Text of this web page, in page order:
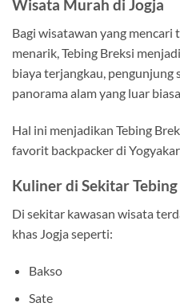
Wisata Murah di Jogja
Bagi wisatawan yang
menarik, Tebing Breksi
biaya terjangkau, pengunjung
panorama alam yang luar biasa.
Hal ini menjadikan Tebing
favorit backpacker di
Kuliner di Sekitar
Di sekitar kawasan wisata
khas Jogja seperti:
Bakso
Sate